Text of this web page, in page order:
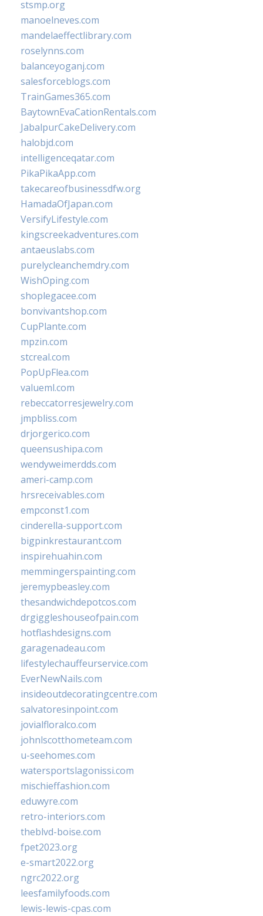
stsmp.org
manoelneves.com
mandelaeffectlibrary.com
roselynns.com
balanceyoganj.com
salesforceblogs.com
TrainGames365.com
BaytownEvaCationRentals.com
JabalpurCakeDelivery.com
halobjd.com
intelligenceqatar.com
PikaPikaApp.com
takecareofbusinessdfw.org
HamadaOfJapan.com
VersifyLifestyle.com
kingscreekadventures.com
antaeuslabs.com
purelycleanchemdry.com
WishOping.com
shoplegacee.com
bonvivantshop.com
CupPlante.com
mpzin.com
stcreal.com
PopUpFlea.com
valueml.com
rebeccatorresjewelry.com
jmpbliss.com
drjorgerico.com
queensushipa.com
wendyweimerdds.com
ameri-camp.com
hrsreceivables.com
empconst1.com
cinderella-support.com
bigpinkrestaurant.com
inspirehuahin.com
memmingerspainting.com
jeremypbeasley.com
thesandwichdepotcos.com
drgiggleshouseofpain.com
hotflashdesigns.com
garagenadeau.com
lifestylechauffeurservice.com
EverNewNails.com
insideoutdecoratingcentre.com
salvatoresinpoint.com
jovialfloralco.com
johnlscotthometeam.com
u-seehomes.com
watersportslagonissi.com
mischieffashion.com
eduwyre.com
retro-interiors.com
theblvd-boise.com
fpet2023.org
e-smart2022.org
ngrc2022.org
leesfamilyfoods.com
lewis-lewis-cpas.com